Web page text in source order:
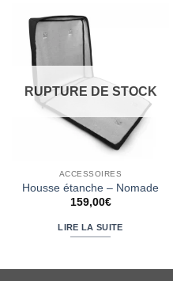
RUPTURE DE STOCK
ACCESSOIRES
Housse étanche – Nomade
159,00€
LIRE LA SUITE